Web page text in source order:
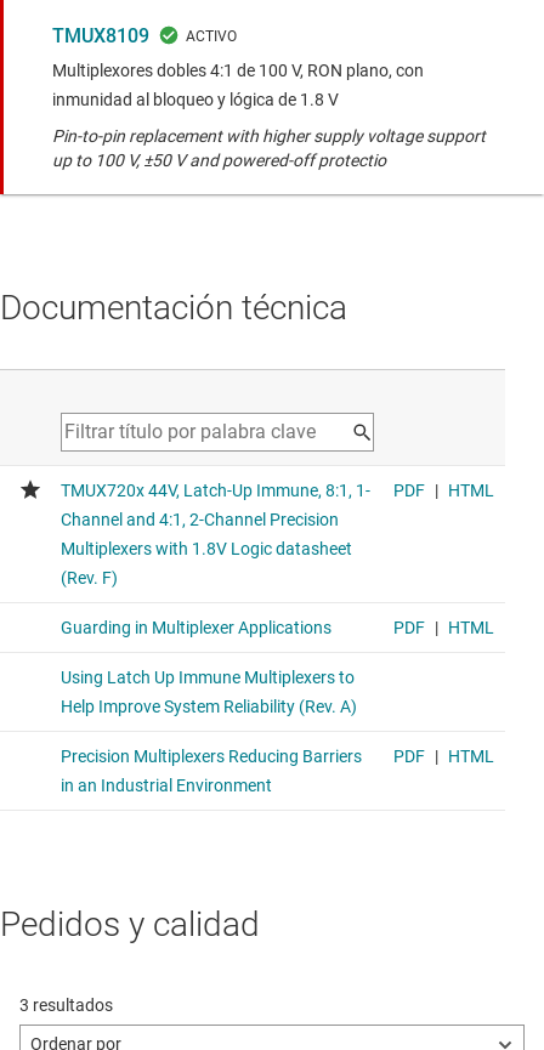
TMUX8109
Multiplexores dobles 4:1 de 100 V, RON plano, con
inmunidad al bloqueo y lógica de 1.8 V
Pin-to-pin replacement with higher supply voltage support
up to 100 V, ±50 V and powered-off protectio
Documentación técnica
Pedidos y calidad